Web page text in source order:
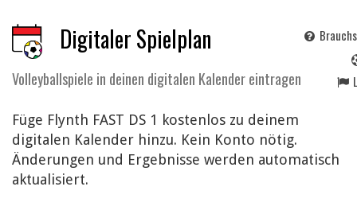
Digitaler Spielplan
Volleyballspiele in deinen digitalen Kalender eintragen
Füge Flynth FAST DS 1 kostenlos zu deinem
digitalen Kalender hinzu. Kein Konto nötig.
Änderungen und Ergebnisse werden automatisch
aktualisiert.